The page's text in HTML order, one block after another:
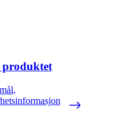
produktet